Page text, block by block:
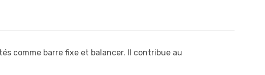
comme barre fixe et balancer. Il contribue au